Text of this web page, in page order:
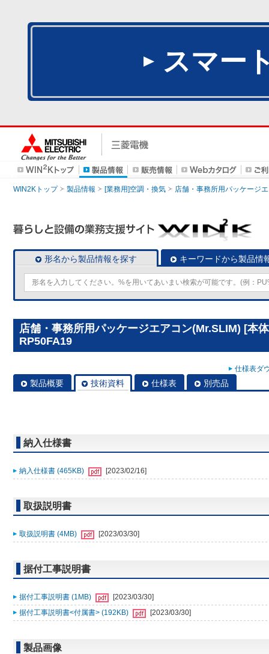
スマー
WIN2Kトップ 製品情報 [業務用]空調・換気 店舗・事務所用パッケージ
形名から製品情報を探す キーワードから製品情
店舗・事務所用パッケージエアコン(Mr.SLIM) [本
RP50FA19
仕様表ダ
製品概要 技術資料 仕様表 別売品
納入仕様書
納入仕様書 (465KB) [2023/02/16]
取扱説明書
取扱説明書 (4MB) [2023/03/30]
据付工事説明書
据付工事説明書 (1MB)
[2023/03/30]
据付工事説明書<付属書> (192KB)
[2023/03/30]
製品画像